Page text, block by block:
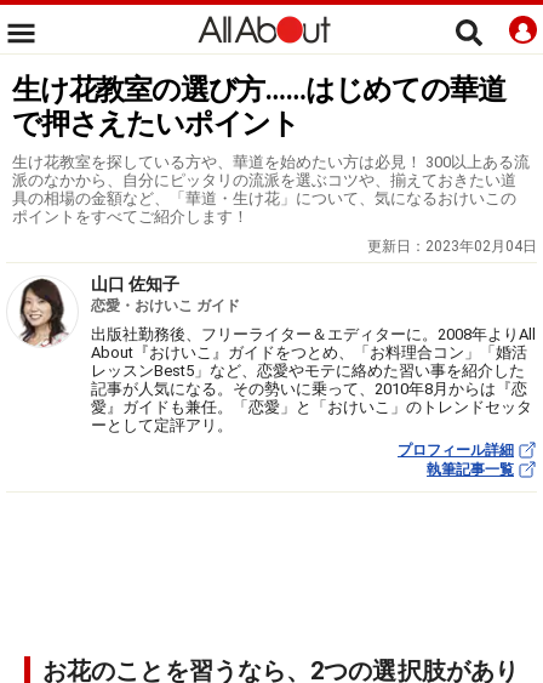
生け花教室の選び方……はじめての華道
で押さえたいポイント
生け花教室を探している方や、華道を始めたい方は必見！ 300以上ある流
派のなかから、自分にピッタリの流派を選ぶコツや、揃えておきたい道
具の相場の金額など、「華道・生け花」について、気になるおけいこの
ポイントをすべてご紹介します！
更新日： 2023年02月04日
山口 佐知子
恋愛・おけいこ ガイド
出版社勤務後、フリーライター＆エディターに。2008年よりAll
About『おけいこ』ガイドをつとめ、「お料理合コン」「婚活
レッスンBest5」など、恋愛やモテに絡めた習い事を紹介した
記事が人気になる。その勢いに乗って、2010年8月からは『恋
愛』ガイドも兼任。「恋愛」と「おけいこ」のトレンドセッタ
ーとして定評アリ。
プロフィール詳細
執筆記事一覧
お花のことを習うなら、2つの選択肢があり